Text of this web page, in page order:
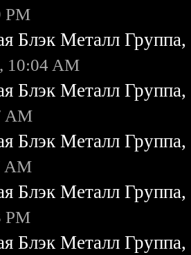
PM
Блэк Металл
10:04 AM
Блэк Металл
AM
Блэк Металл
AM
Блэк Металл
PM
Блэк Металл